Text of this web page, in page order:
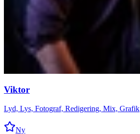
Viktor
Lyd, Lys, Fotograf, Redigering, Mix, Grafik
Ny